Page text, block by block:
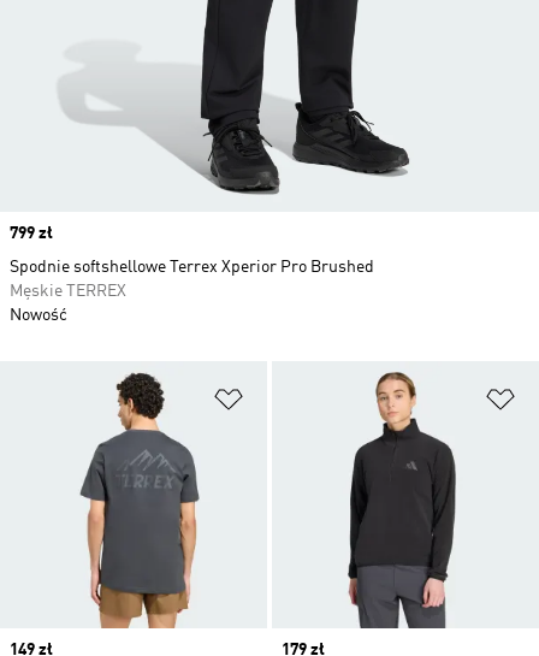
Dodaj do listy życzeń
Price
149 zł
Price
179 zł
Price
799 zł
Spodnie softshellowe Terrex Xperior Pro Brushed
Męskie TERREX
Nowość